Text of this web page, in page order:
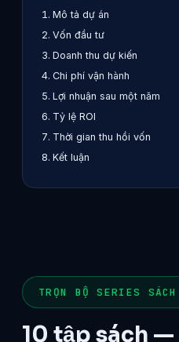
Mô tả dự án
Vốn đầu tư
Doanh thu dự kiến
Chi phí vận hành
Lợi nhuận sau một năm
Tỷ lệ ROI
Thời gian thu hồi vốn
Kết luận
TRỌN BỘ SERIES SÁCH
10 tập sách —